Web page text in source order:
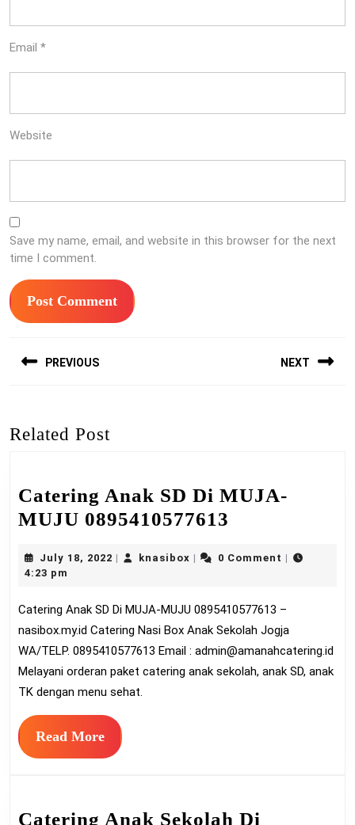
Email *
Website
Save my name, email, and website in this browser for the next
time I comment.
navigation
PREVIOUS NEXT
Related Post
Catering Anak SD Di MUJA-
MUJU 0895410577613
SD
MUJA-
MUJU
July 18, 2022 July
knasiboxknasibox0 Comment
4:23 pm
Catering Anak SD Di MUJA-MUJU 0895410577613 –
nasibox.my.id Catering Nasi Box Anak Sekolah Jogja
WA/TELP. 0895410577613 Email : admin@amanahcatering.id
Melayani orderan paket catering anak sekolah, anak SD, anak
TK dengan menu sehat.
Read MoreRead
More
Catering Anak Sekolah Di